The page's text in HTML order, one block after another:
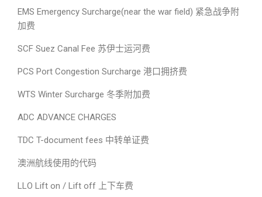
EMS Emergency Surcharge(near the war field) 紧急战争附
加费
SCF Suez Canal Fee 苏伊士运河费
PCS Port Congestion Surcharge 港口拥挤费
WTS Winter Surcharge 冬季附加费
ADC ADVANCE CHARGES
TDC T-document fees 中转单证费
澳洲航线使用的代码
LLO Lift on / Lift off 上下车费